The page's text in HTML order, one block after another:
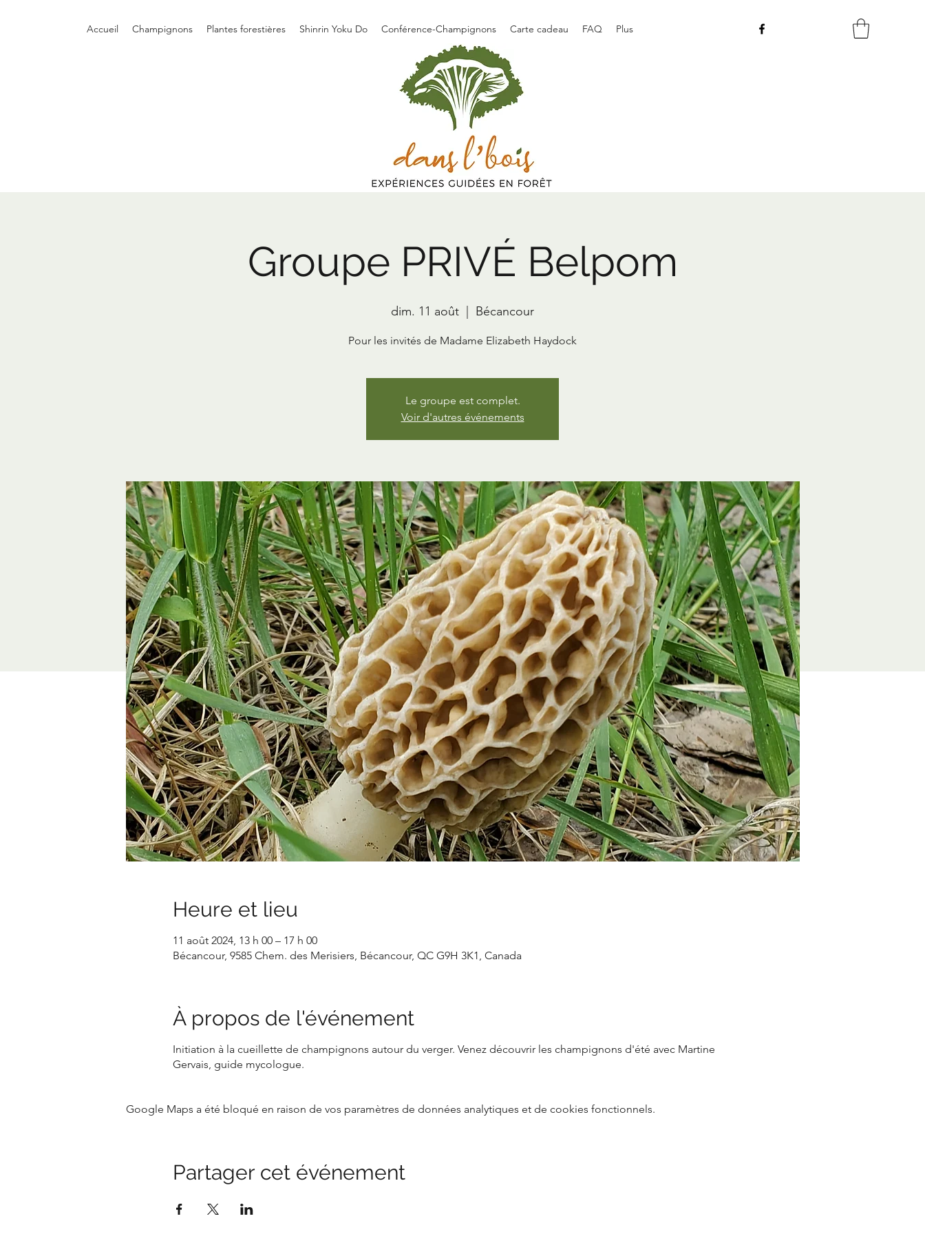
Accueil Champignons Plantes forestières Shinrin Yoku Do Conférence-Champignons Carte cadeau FAQ Plus
Groupe PRIVÉ Belpom
dim. 11 août
  |
Bécancour
Pour les invités de Madame Elizabeth Haydock
Le groupe est complet.
Voir d'autres événements
Heure et lieu
11 août 2024, 13 h 00 – 17 h 00
Bécancour, 9585 Chem. des Merisiers, Bécancour, QC G9H 3K1, Canada
À propos de l'événement
Initiation à la cueillette de champignons autour du verger. Venez découvrir les champignons d'été avec Martine
Gervais, guide mycologue.
Google Maps a été bloqué en raison de vos paramètres de données analytiques et de cookies fonctionnels.
Partager cet événement